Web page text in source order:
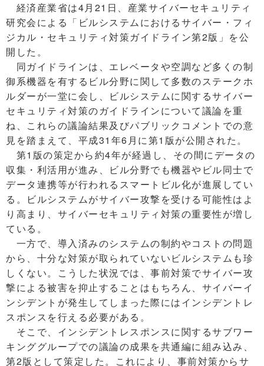
経済産業省は4月21日、産業サイバーセキュリティ
研究会による「ビルシステムにおけるサイバー・フィ
ジカル・セキュリティ対策ガイドライン第2版」を公
開した。
同ガイドラインは、エレベータや空調など多くの制
御系機器を有するビル分野に関して多数のステークホ
ルダーが一堂に会し、ビルシステムに関するサイバー
セキュリティ対策のガイドラインについて議論を重
ね、これらの議論結果及びパブリックコメントでの意
見を踏まえて、平成31年6月に第1版が公開された。
第1版の策定から約4年が経過し、その間にデータの
収集・利活用が進み、ビル分野でも機器やビル同士で
データ連携等が行われるスマートビル化が進展してい
る。ビルシステムがサイバー攻撃を受ける可能性はよ
り高まり、サイバーセキュリティ対策の重要性が増し
ている。
一方で、導入済みのシステムの制約やコストの問題
から、十分な対策が取られていないビルシステムも珍
しくない。こうした状況では、事前対策でサイバー攻
撃による被害を抑止することはもちろん、サイバーイ
ンシデントが発生してしまった際にはインシデントレ
スポンスを行える必要がある。
そこで、インシデントレスポンスに関するサブワー
キンググループでの議論の成果を共通編に組み込み、
第2版として策定した。これにより、事前対策からサ